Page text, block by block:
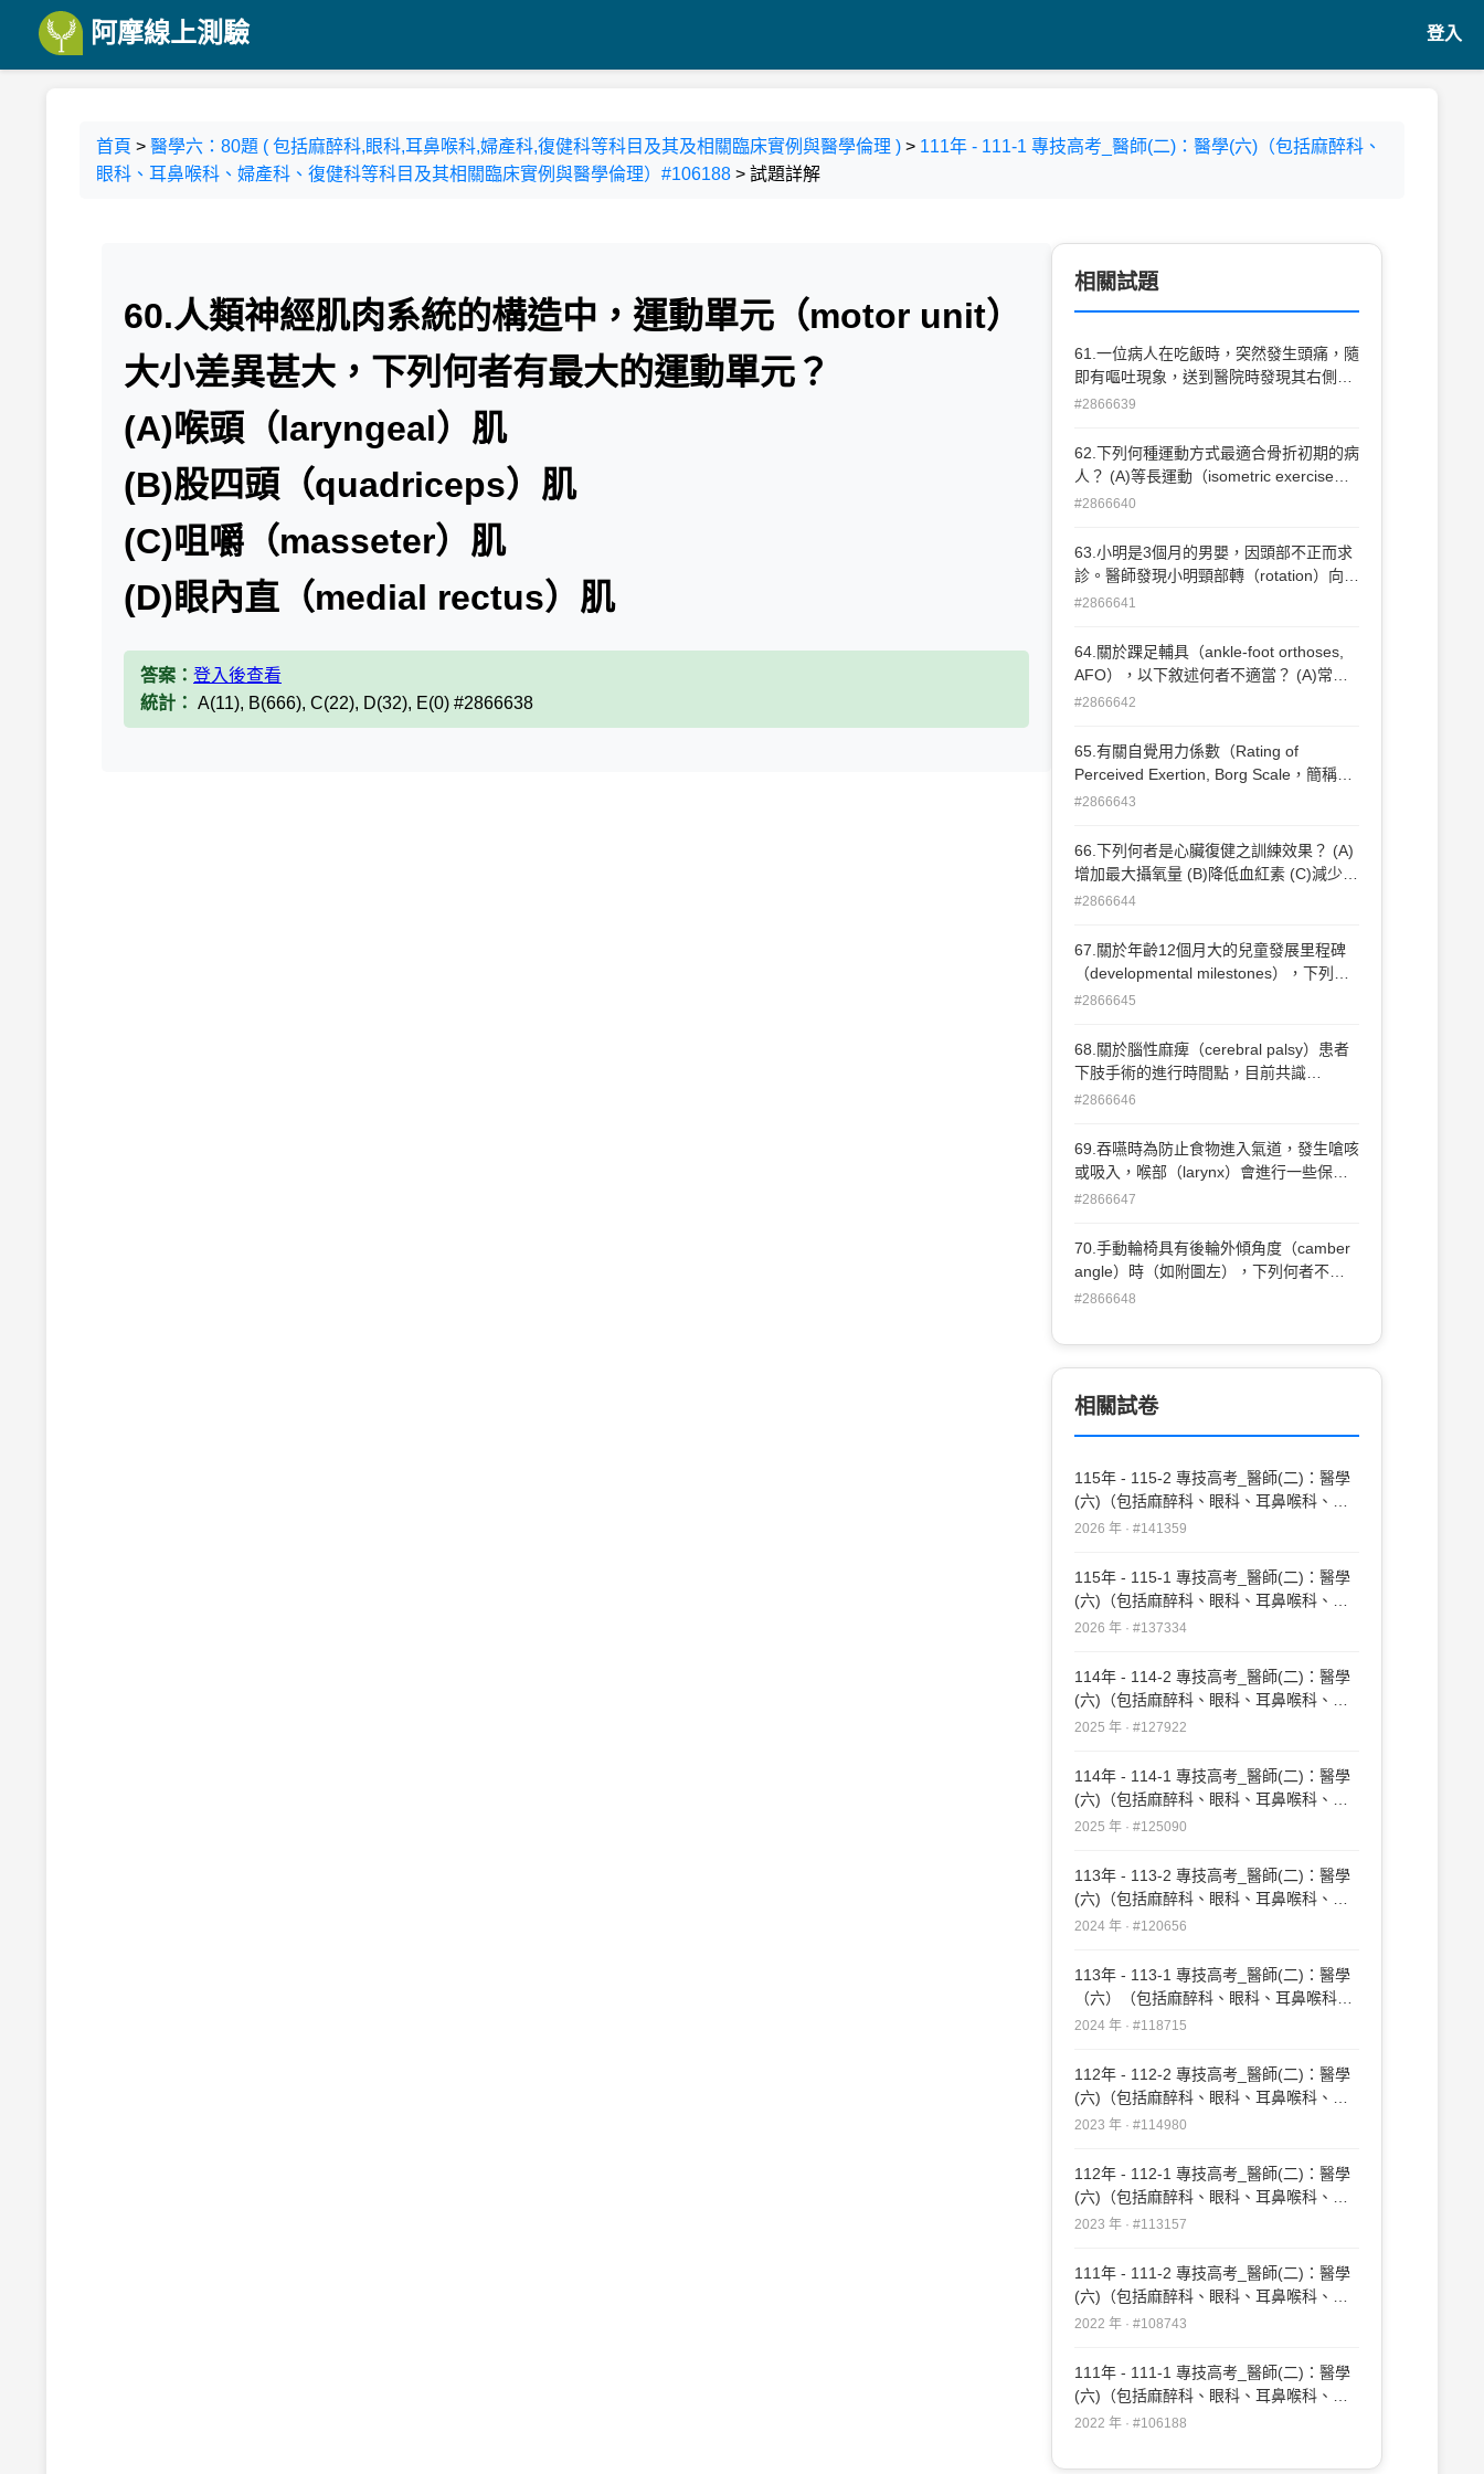
阿摩線上測驗 登入
首頁 > 醫學六：80題 ( 包括麻醉科,眼科,耳鼻喉科,婦產科,復健科等科目及其及相關臨床實例與醫學倫理 ) > 111年 - 111-1 專技高考_醫師(二)：醫學(六)（包括麻醉科、
眼科、耳鼻喉科、婦產科、復健科等科目及其相關臨床實例與醫學倫理）#106188 > 試題詳解
60.人類神經肌肉系統的構造中，運動單元（motor unit）
大小差異甚大，下列何者有最大的運動單元？
(A)喉頭（laryngeal）肌
(B)股四頭（quadriceps）肌
(C)咀嚼（masseter）肌
(D)眼內直（medial rectus）肌
答案： 登入後查看
統計： A(11), B(666), C(22), D(32), E(0) #2866638
相關試題
61.一位病人在吃飯時，突然發生頭痛，隨
即有嘔吐現象，送到醫院時發現其右側上
下肢無力，左側顏面神經麻 痺，經臨床診
何處？ (A)基底核（basal nuclei） (B)視
丘（thalamus） (C)橋腦（pons） (D)小
#2866639
62.下列何種運動方式最適合骨折初期的病
人？ (A)等長運動（isometric exercise）
(B)等張運動（isotonic exercise） (C)延
動（isokinetic exercise）
#2866640
63.小明是3個月的男嬰，因頭部不正而求
診。醫師發現小明頸部轉（rotation）向右
側，後腦傾（tilt）向左側， 醫師診斷是先
小明最可能的原因是右側胸鎖乳突肌
（sternocleidomastoid muscle）短縮所
#2866641
64.關於踝足輔具（ankle-foot orthoses,
AFO），以下敘述何者不適當？ (A)常被
用來控制足踝的活動（control ankle
（lower limbs orthoses） (C)在行走時，
不會影響距骨下關節（subtalar joint）的
#2866642
65.有關自覺用力係數（Rating of
Perceived Exertion, Borg Scale，簡稱
RPE）的描述，下列何者錯誤？ (A)雖然
一定的可靠性 (B)在運動訓練時，由參與
者指出自覺運動困難之分數 (C)分數愈
#2866643
66.下列何者是心臟復健之訓練效果？ (A)
增加最大攝氧量 (B)降低血紅素 (C)減少動
脈含氧量差（A-V O2 difference） (D)增
#2866644
67.關於年齡12個月大的兒童發展里程碑
（developmental milestones），下列那
一項是較不可能達到的？ (A)雙手扶著傢
可以重疊2塊積木
#2866645
68.關於腦性麻痺（cerebral palsy）患者
下肢手術的進行時間點，目前共識
（consensus）的一般建議是7歲以後才
除外？ (A)髖關節（hip joint） (B)膝關節
（knee joint） (C)踝關節（ankle joint）
#2866646
69.吞嚥時為防止食物進入氣道，發生嗆咳
或吸入，喉部（larynx）會進行一些保護
性的動作，以下何者錯誤？ (A)暫時停止
軟骨（epiglottis）後傾下壓 (D)舌骨
（hyoid bone）往上往後拉
#2866647
70.手動輪椅具有後輪外傾角度（camber
angle）時（如附圖左），下列何者不是
其優點？ (A)可避免輪胎不均勻磨損 (B)輪
擦傷 (C)操作輪椅時，可以減少患者雙肩
之外展角度（shoulder abduction） (D)可
stability）
#2866648
相關試卷
115年 - 115-2 專技高考_醫師(二)：醫學
(六)（包括麻醉科、眼科、耳鼻喉科、婦
產科、復健科等科目及其相關臨床實例與
2026 年 · #141359
115年 - 115-1 專技高考_醫師(二)：醫學
(六)（包括麻醉科、眼科、耳鼻喉科、婦
產科、復健科等科目及其相關臨床實例與
2026 年 · #137334
114年 - 114-2 專技高考_醫師(二)：醫學
(六)（包括麻醉科、眼科、耳鼻喉科、婦
產科、復健科等科目及其相關臨床實例與
2025 年 · #127922
114年 - 114-1 專技高考_醫師(二)：醫學
(六)（包括麻醉科、眼科、耳鼻喉科、婦
產科、復健科等科目及其相關臨床實例與
2025 年 · #125090
113年 - 113-2 專技高考_醫師(二)：醫學
(六)（包括麻醉科、眼科、耳鼻喉科、婦
產科、復健科等科目及其相關臨床實例與
2024 年 · #120656
113年 - 113-1 專技高考_醫師(二)：醫學
（六）（包括麻醉科、眼科、耳鼻喉科、
婦產科、復健科等科目及其相關臨床實例
2024 年 · #118715
112年 - 112-2 專技高考_醫師(二)：醫學
(六)（包括麻醉科、眼科、耳鼻喉科、婦
產科、復健科等科目及其相關臨床實例與
2023 年 · #114980
112年 - 112-1 專技高考_醫師(二)：醫學
(六)（包括麻醉科、眼科、耳鼻喉科、婦
產科、復健科等科目及其相關臨床實例與
2023 年 · #113157
111年 - 111-2 專技高考_醫師(二)：醫學
(六)（包括麻醉科、眼科、耳鼻喉科、婦
產科、復健科等科目及其相關臨床實例與
2022 年 · #108743
111年 - 111-1 專技高考_醫師(二)：醫學
(六)（包括麻醉科、眼科、耳鼻喉科、婦
產科、復健科等科目及其相關臨床實例與
2022 年 · #106188